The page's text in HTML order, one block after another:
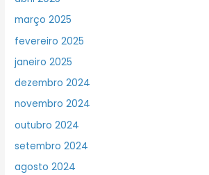
março 2025
fevereiro 2025
janeiro 2025
dezembro 2024
novembro 2024
outubro 2024
setembro 2024
agosto 2024